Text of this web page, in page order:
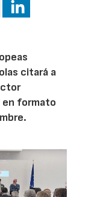
citará a
en formato